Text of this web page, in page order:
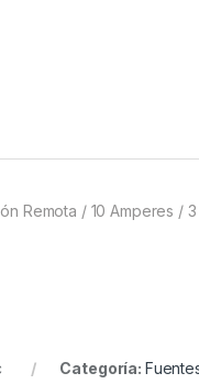
Remota / 10 Amperes /
Categoría: